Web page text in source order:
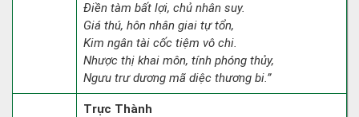
Điền tàm bất lợi, chủ nhân suy.
Giá thú, hôn nhân giai tự tổn,
Kim ngân tài cốc tiệm vô chi.
Nhược thị khai môn, tính phóng thủy,
Ngưu trư dương mã diệc thương bi.”
Trực Thành